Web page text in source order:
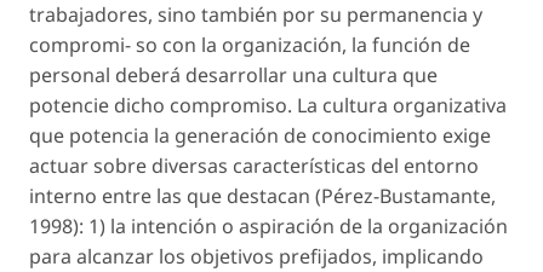
trabajadores, sino también por su permanencia y
compromi- so con la organización, la función de
personal deberá desarrollar una cultura que
potencie dicho compromiso. La cultura organizativa
que potencia la generación de conocimiento exige
actuar sobre diversas características del entorno
interno entre las que destacan (Pérez-Bustamante,
1998): 1) la intención o aspiración de la organización
para alcanzar los objetivos prefijados, implicando